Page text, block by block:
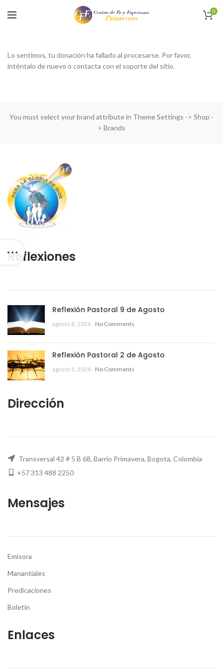
0
Lo sentimos, tu donación ha fallado al procesarse. Por favor,
inténtalo de nuevo o contacta con el soporte del sitio.
You must select your brand attribute in Theme Settings -> Shop -
> Brands
Reflexiones
Reflexión Pastoral 9 de Agosto
agosto 8, 2026 No Comments
Reflexión Pastoral 2 de Agosto
agosto 1, 2026 No Comments
Dirección
Transversal 42 # 5 B 68, Barrio Primavera, Bogota, Colombia
+57 313 488 2250
Mensajes
Emisora
Manantiales
Predicaciones
Boletín
Enlaces